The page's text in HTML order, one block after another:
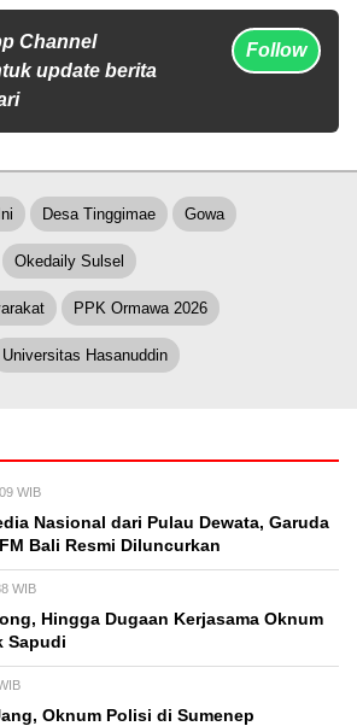
Channel
update berita
Follow
Desa Tinggimae Gowa
Okedaily Sulsel
PPK Ormawa 2026
Universitas Hasanuddin
WIB
Nasional dari Pulau Dewata, Garuda
Bali Resmi Diluncurkan
WIB
Hingga Dugaan Kerjasama Oknum
Sapudi
Oknum Polisi di Sumenep